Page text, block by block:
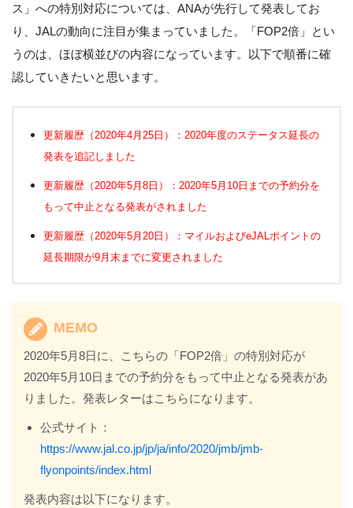
ス」への特別対応については、ANAが先行して発表してお
り、JALの動向に注目が集まっていました。「FOP2倍」とい
うのは、ほぼ横並びの内容になっています。以下で順番に確
認していきたいと思います。
更新履歴（2020年4月25日）：2020年度のステータス延長の
発表を追記しました
更新履歴（2020年5月8日）：2020年5月10日までの予約分を
もって中止となる発表がされました
更新履歴（2020年5月20日）：マイルおよびeJALポイントの
延長期限が9月末までに変更されました
MEMO
2020年5月8日に、こちらの「FOP2倍」の特別対応が
2020年5月10日までの予約分をもって中止となる発表があ
りました。発表レターはこちらになります。
公式サイト：
https://www.jal.co.jp/jp/ja/info/2020/jmb/jmb-
flyonpoints/index.html
発表内容は以下になります。